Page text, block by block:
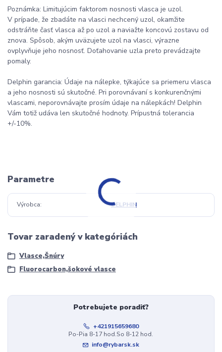
Poznámka: Limitujúcim faktorom nosnosti vlasca je uzol.
V prípade, že zbadáte na vlasci nechcený uzol, okamžite
odstráňte časť vlasca až po uzol a naviažte koncovú zostavu od
znova. Spôsob, akým uväzujete uzol na vlasci, výrazne
ovplyvňuje jeho nosnosť. Doťahovanie uzla preto prevádzajte
pomaly.
Delphin garancia: Údaje na nálepke, týkajúce sa priemeru vlasca
a jeho nosnosti sú skutočné. Pri porovnávaní s konkurenčnými
vlascami, neporovnávajte prosím údaje na nálepkách! Delphin
Vám totiž udáva len skutočné hodnoty. Prípustná tolerancia
+/-10%.
Parametre
Výrobca DELPHIN
Tovar zaradený v kategóriách
Vlasce,Šnúry
Fluorocarbon,šokové vlasce
Potrebujete poradiť?
+421915659680
Po-Pia 8-17 hod.So 8-12 hod.
info@rybarsk.sk